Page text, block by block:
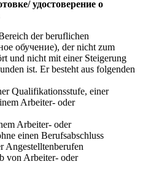
удостоверение о
der beruflichen
обучение), der nicht zum
und nicht mit einer Steigerung
ist. Er besteht aus folgenden
Qualifikationsstufe, einer
Arbeiter- oder
Arbeiter- oder
einen Berufsabschluss
Angestelltenberufen
von Arbeiter- oder